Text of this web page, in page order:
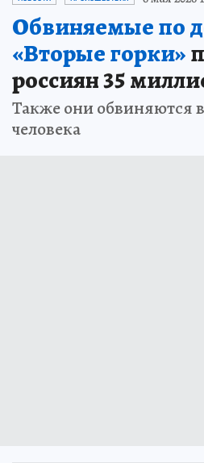
Обвиняемые по
«Вторые горки»
россиян 35
Также они обвиняются
человека